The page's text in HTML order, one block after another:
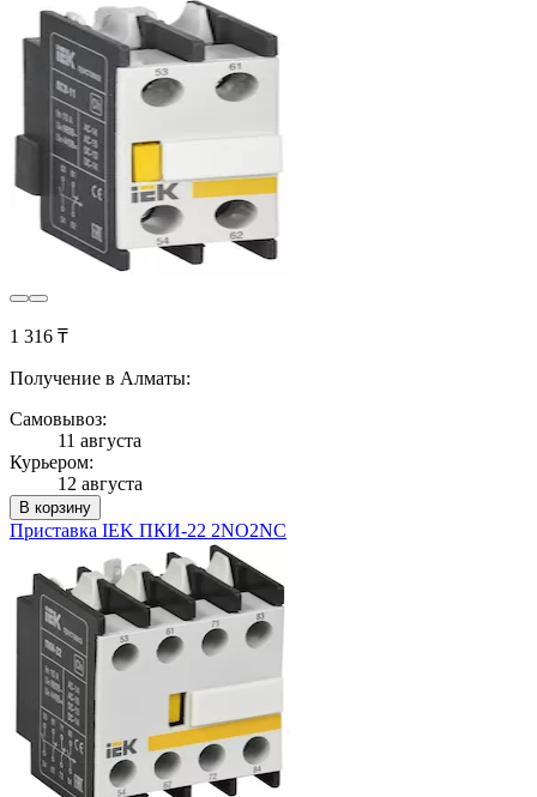
1 316 ₸
Получение в Алматы:
Самовывоз:
11 августа
Курьером:
12 августа
В корзину
Приставка IEK ПКИ-22 2NO2NC